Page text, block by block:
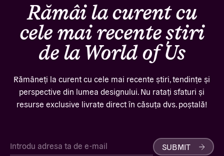
Rămâi la curent cu
cele mai recente știri
de la World of Us
Rămâneți la curent cu cele mai recente știri, tendințe și
perspective din lumea designului. Nu ratați sfaturi și
resurse exclusive livrate direct în căsuța dvs. poștală!
SUBMIT